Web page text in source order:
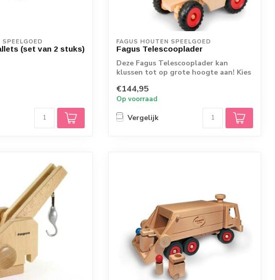
(set van 2 stuks)
FAGUS HOUTEN SPEELGOED
Fagus Telescooplader
Deze Fagus Telescooplader kan
klussen tot op grote hoogte aan! Kies
€144,95
Op voorraad
Vergelijk